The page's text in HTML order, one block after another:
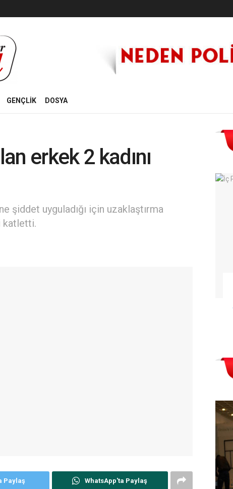
GENÇLİK DOSYA
erkek 2 kadını
şiddet uyguladığı için uzaklaştırma
katletti.
Paylaş WhatsApp'ta Paylaş